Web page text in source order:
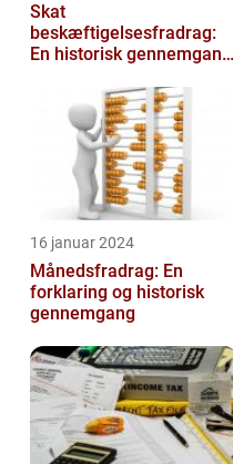
Skat
beskæftigelsesfradrag:
En historisk gennemgang
skattefritagelsesprogram
for inves...
16 januar 2024
Månedsfradrag: En
forklaring og historisk
gennemgang